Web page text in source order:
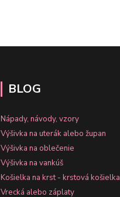
BLOG
Nápady, návody, vzory
Výšivka na uterák alebo župan
Výšivka na oblečenie
Výšivka na vankúš
Košielka na krst - krstová košielka
Vrecká alebo záplaty